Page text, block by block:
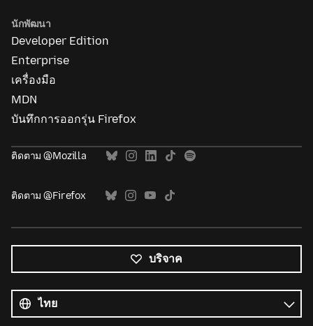
นักพัฒนา
Developer Edition
Enterprise
เครื่องมือ
MDN
บันทึกการออกรุ่น Firefox
ติดตาม @Mozilla
ติดตาม @Firefox
บริจาค
ทั้งหมด
ภาษา